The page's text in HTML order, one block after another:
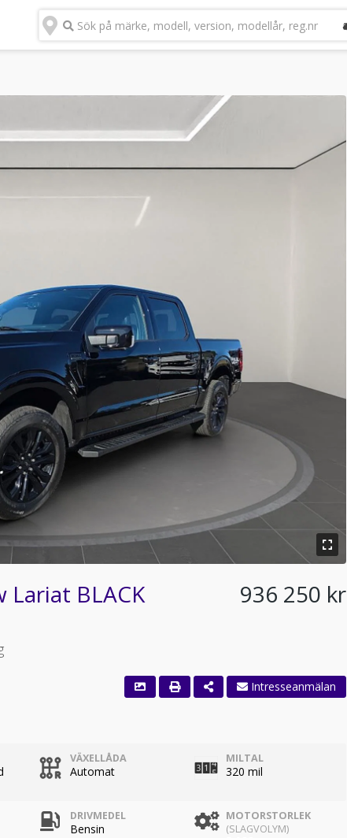
Sök på märke, modell, version, modellår, reg.nr
Lariat BLACK
936 250 kr
VÄXELLÅDA
Automat
MILTAL
320 mil
DRIVMEDEL
Bensin
MOTORSTORLEK
(SLAGVOLYM)